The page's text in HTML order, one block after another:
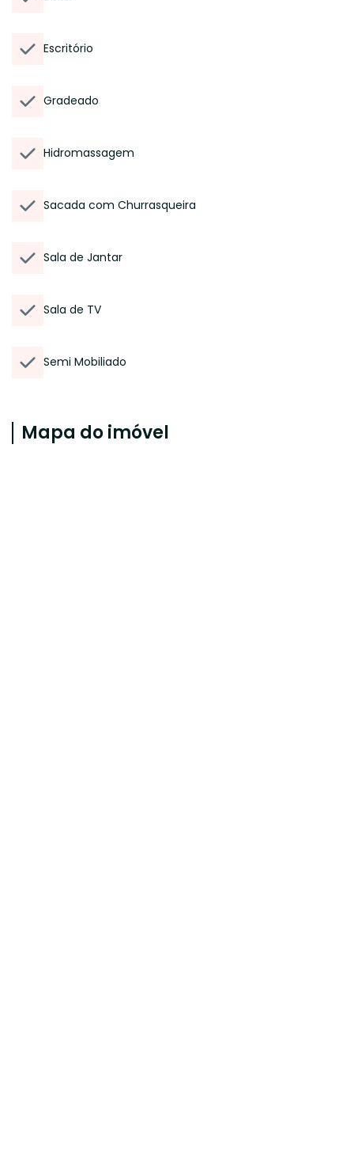
Escritório
Gradeado
Hidromassagem
Sacada com Churrasqueira
Sala de Jantar
Sala de TV
Semi Mobiliado
Mapa do imóvel